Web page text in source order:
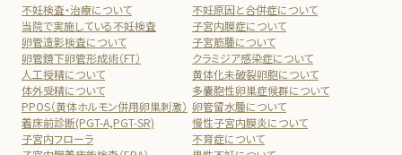
不妊検査・治療について
当院で実施している不妊検査
卵管造影検査について
卵管鏡下卵管形成術（FT）
人工授精について
体外受精について
PPOS（黄体ホルモン併用卵巣刺激）
着床前診断(PGT-A,PGT-SR)
子宮内フローラ
不妊原因と合併症について
子宮内膜症について
子宮筋腫について
クラミジア感染症について
黄体化未破裂卵胞について
多嚢胞性卵巣症候群について
卵管留水腫について
慢性子宮内膜炎について
不育症について